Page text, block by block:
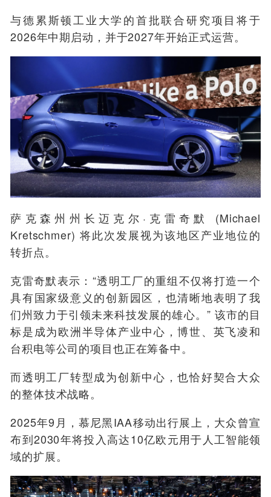
与德累斯顿工业大学的首批联合研究项目将于
2026年中期启动，并于2027年开始正式运营。
萨克森州州长迈克尔·克雷奇默 (Michael
Kretschmer) 将此次发展视为该地区产业地位的
转折点。
克雷奇默表示：“透明工厂的重组不仅将打造一个
具有国家级意义的创新园区，也清晰地表明了我
们州致力于引领未来科技发展的雄心。” 该市的目
标是成为欧洲半导体产业中心，博世、英飞凌和
台积电等公司的项目也正在筹备中。
而透明工厂转型成为创新中心，也恰好契合大众
的整体技术战略。
2025年9月，慕尼黑IAA移动出行展上，大众曾宣
布到2030年将投入高达10亿欧元用于人工智能领
域的扩展。